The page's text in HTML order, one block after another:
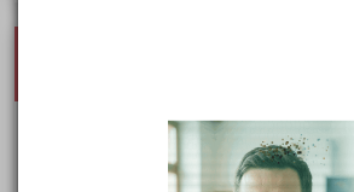
Karel Hynek Mácha: Máj
Karel Havlíček Borovský: Tyrolské elegie